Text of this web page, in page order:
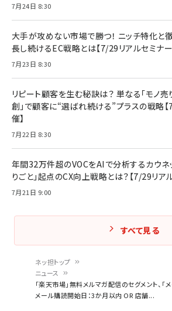
ネッ担トップ
ニュース
「楽天市場」無料メルマガ配信のセグメント、「
メール購読開始日：3か月以内 OR 店舗...
7月24日 8:30
大手が攻めない市場で勝つ！ ニッチ特化と
長し続けるEC戦略とは【7/29リアルセミナー
7月23日 8:30
リピート顧客を生む秘訣は？ 単なる「モノ売
創」で顧客に“選ばれ続ける”プラスの戦略
催】
7月22日 8:30
年間32万件超のVOCをAIで分析するカウネ
りごと」起点のCX向上戦略とは？【7/29リア
7月21日 9:00
すべて見る